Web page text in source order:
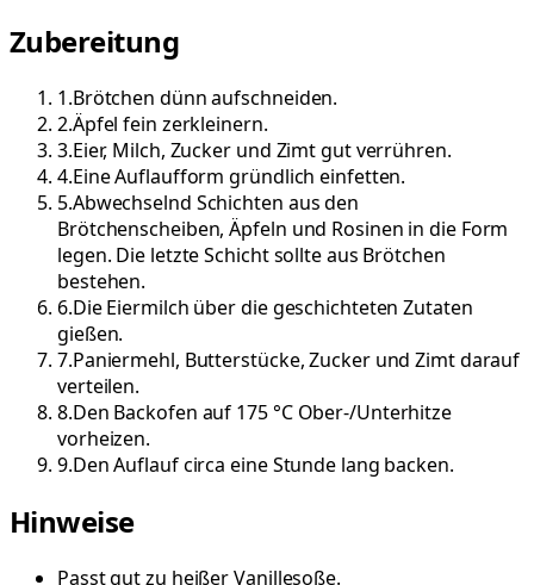
Zubereitung
1.Brötchen dünn aufschneiden.
2.Äpfel fein zerkleinern.
3.Eier, Milch, Zucker und Zimt gut verrühren.
4.Eine Auflaufform gründlich einfetten.
5.Abwechselnd Schichten aus den
Brötchenscheiben, Äpfeln und Rosinen in die Form
legen. Die letzte Schicht sollte aus Brötchen
bestehen.
6.Die Eiermilch über die geschichteten Zutaten
gießen.
7.Paniermehl, Butterstücke, Zucker und Zimt darauf
verteilen.
8.Den Backofen auf 175 °C Ober-/Unterhitze
vorheizen.
9.Den Auflauf circa eine Stunde lang backen.
Hinweise
Passt gut zu heißer Vanillesoße.